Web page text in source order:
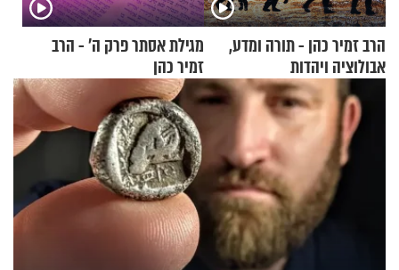
הרב זמיר כהן - תורה ומדע,
אבולוציה ויהדות
מגילת אסתר פרק ה’ - הרב
זמיר כהן